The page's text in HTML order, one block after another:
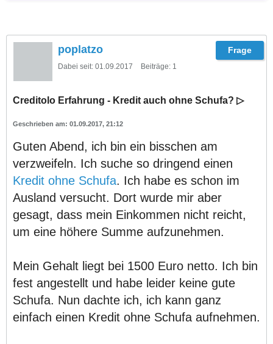
poplatzo
Dabei seit: 01.09.2017 Beiträge: 1
Creditolo Erfahrung - Kredit auch ohne Schufa? ▷
01.09.2017, 21:12
Guten Abend, ich bin ein bisschen am
verzweifeln. Ich suche so dringend einen
Kredit ohne Schufa. Ich habe es schon im
Ausland versucht. Dort wurde mir aber
gesagt, dass mein Einkommen nicht reicht,
um eine höhere Summe aufzunehmen.
Mein Gehalt liegt bei 1500 Euro netto. Ich bin
fest angestellt und habe leider keine gute
Schufa. Nun dachte ich, ich kann ganz
einfach einen Kredit ohne Schufa aufnehmen.